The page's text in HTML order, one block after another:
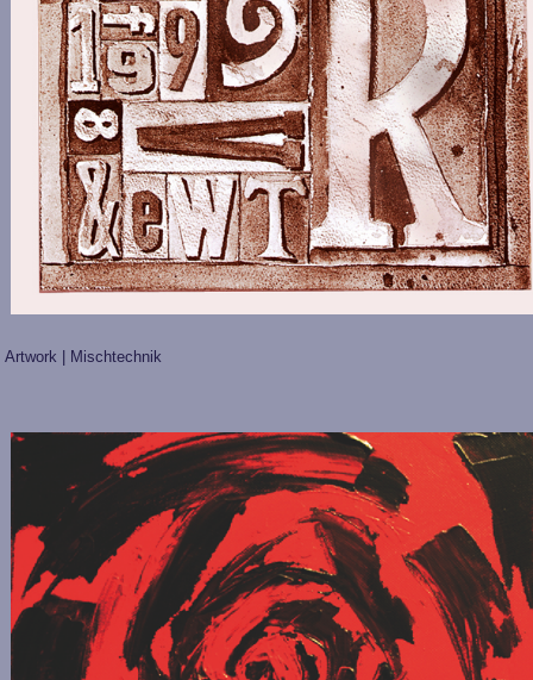
Artwork | Mischtechnik